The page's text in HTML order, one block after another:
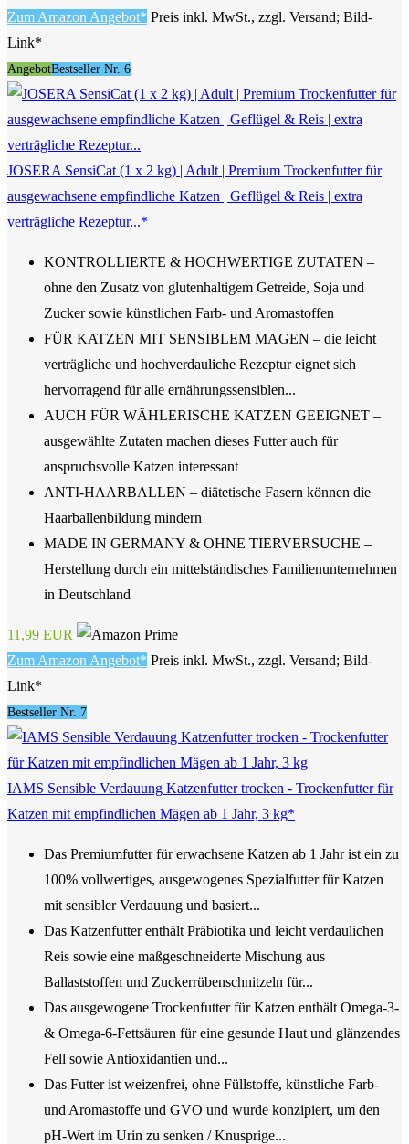
Zum Amazon Angebot* Preis inkl. MwSt., zzgl. Versand; Bild-
Link*
AngebotBestseller Nr. 6
JOSERA SensiCat (1 x 2 kg) | Adult | Premium Trockenfutter für
ausgewachsene empfindliche Katzen | Geflügel & Reis | extra
verträgliche Rezeptur...*
KONTROLLIERTE & HOCHWERTIGE ZUTATEN –
ohne den Zusatz von glutenhaltigem Getreide, Soja und
Zucker sowie künstlichen Farb- und Aromastoffen
FÜR KATZEN MIT SENSIBLEM MAGEN – die leicht
verträgliche und hochverdauliche Rezeptur eignet sich
hervorragend für alle ernährungssensiblen...
AUCH FÜR WÄHLERISCHE KATZEN GEEIGNET –
ausgewählte Zutaten machen dieses Futter auch für
anspruchsvolle Katzen interessant
ANTI-HAARBALLEN – diätetische Fasern können die
Haarballenbildung mindern
MADE IN GERMANY & OHNE TIERVERSUCHE –
Herstellung durch ein mittelständisches Familienunternehmen
in Deutschland
11,99 EUR
Zum Amazon Angebot* Preis inkl. MwSt., zzgl. Versand; Bild-
Link*
Bestseller Nr. 7
IAMS Sensible Verdauung Katzenfutter trocken - Trockenfutter für
Katzen mit empfindlichen Mägen ab 1 Jahr, 3 kg*
Das Premiumfutter für erwachsene Katzen ab 1 Jahr ist ein zu
100% vollwertiges, ausgewogenes Spezialfutter für Katzen
mit sensibler Verdauung und basiert...
Das Katzenfutter enthält Präbiotika und leicht verdaulichen
Reis sowie eine maßgeschneiderte Mischung aus
Ballaststoffen und Zuckerrübenschnitzeln für...
Das ausgewogene Trockenfutter für Katzen enthält Omega-3-
& Omega-6-Fettsäuren für eine gesunde Haut und glänzendes
Fell sowie Antioxidantien und...
Das Futter ist weizenfrei, ohne Füllstoffe, künstliche Farb-
und Aromastoffe und GVO und wurde konzipiert, um den
pH-Wert im Urin zu senken / Knusprige...